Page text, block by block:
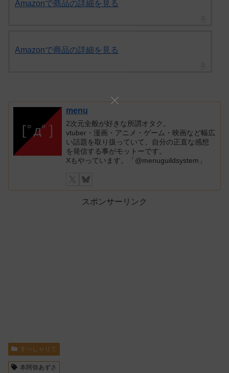
Amazonで商品の詳細を見る
Amazonで商品の詳細を見る
menu
2次元全般が好きな所謂オタク。
vtuber・漫画・アニメ・ゲーム・映画など幅広
い話題を取り扱っていて、自分の正直な感想
を発信する事がモットーです。
Xもやっています。「@menuguildsystem」
スポンサーリンク
すぺしゃりて
本阿弥あずさ